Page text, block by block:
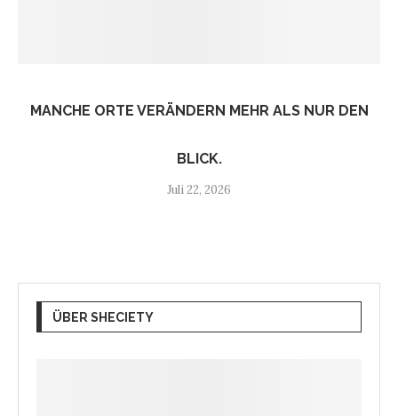
MANCHE ORTE VERÄNDERN MEHR ALS NUR DEN
BLICK.
Juli 22, 2026
ÜBER SHECIETY